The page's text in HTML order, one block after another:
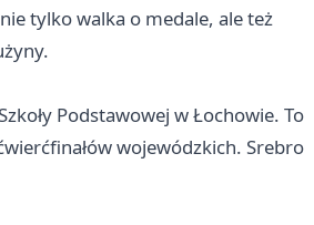
tylko walka o medale, ale też
Podstawowej w Łochowie. To
wojewódzkich. Srebro